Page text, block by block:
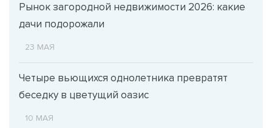
Рынок загородной недвижимости 2026: какие
дачи подорожали
23 МАЯ
Четыре вьющихся однолетника превратят
беседку в цветущий оазис
10 МАЯ